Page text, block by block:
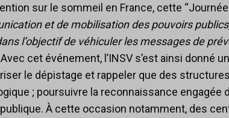
sur le sommeil en France, cette
et de mobilisation des pouvoirs
l’objectif de véhiculer les messages de
cet événement, l’INSV s’est ainsi donné
le dépistage et rappeler que des
; poursuivre la reconnaissance engagée
À cette occasion notamment, des